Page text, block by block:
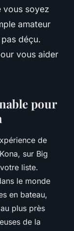
vous soyez
amateur
déçu.
vous aider
pour
de
sur Big
liste.
le monde
en bateau,
plus près
de la